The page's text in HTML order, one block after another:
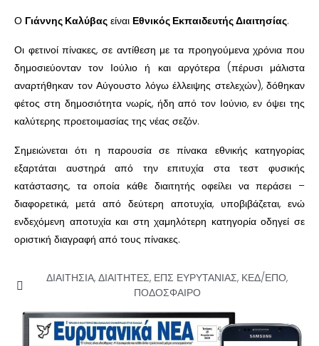
Ο Γιάννης Καλύβας είναι Εθνικός Εκπαιδευτής Διαιτησίας.
Οι φετινοί πίνακες, σε αντίθεση με τα προηγούμενα χρόνια που
δημοσιεύονταν τον Ιούλιο ή και αργότερα (πέρυσι μάλιστα
αναρτήθηκαν τον Αύγουστο λόγω έλλειψης στελεχών), δόθηκαν
φέτος στη δημοσιότητα νωρίς, ήδη από τον Ιούνιο, εν όψει της
καλύτερης προετοιμασίας της νέας σεζόν.
Σημειώνεται ότι η παρουσία σε πίνακα εθνικής κατηγορίας
εξαρτάται αυστηρά από την επιτυχία στα τεστ φυσικής
κατάστασης, τα οποία κάθε διαιτητής οφείλει να περάσει –
διαφορετικά, μετά από δεύτερη αποτυχία, υποβιβάζεται, ενώ
ενδεχόμενη αποτυχία και στη χαμηλότερη κατηγορία οδηγεί σε
οριστική διαγραφή από τους πίνακες.
ΔΙΑΙΤΗΣΙΑ, ΔΙΑΙΤΗΤΕΣ, ΕΠΣ ΕΥΡΥΤΑΝΙΑΣ, ΚΕΔ/ΕΠΟ,
ΠΟΔΟΣΦΑΙΡΟ